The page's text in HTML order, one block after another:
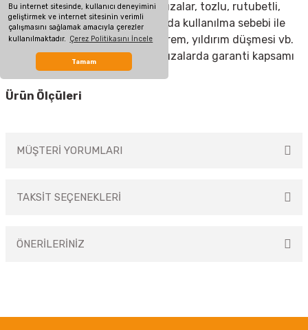
Bu internet sitesinde, kullanıcı deneyimini
geliştirmek ve internet sitesinin verimli
çalışmasını sağlamak amacıyla çerezler
kullanılmaktadır. Çerez Politikasını İncele
Tamam
nedenlerden meydana gelen arızalar, tozlu, rutubetli,
aşırı sıcak ya da soğuk ortamlarda kullanılma sebebi ile
oluşan arızalar, sel, yangın, deprem, yıldırım düşmesi vb.
doğal afetlerin sebep olduğu arızalarda garanti kapsamı
dışındadır.
Ürün Ölçüleri
MÜŞTERİ YORUMLARI
TAKSİT SEÇENEKLERİ
ÖNERİLERİNİZ
Görüş ve önerileriniz için teşekkür ederiz.